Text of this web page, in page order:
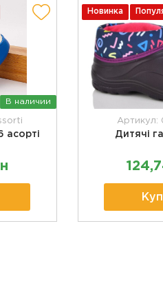
В наличии
асорті
Новинка
Дитячі